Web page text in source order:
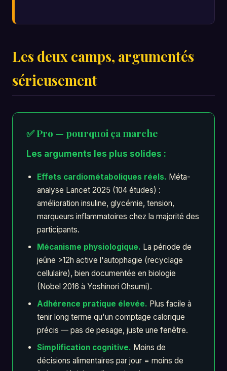
Les deux camps, argumentés
sérieusement
✅ Pro — pourquoi ça marche
Les arguments les plus solides :
Effets cardiométaboliques réels. Méta-
analyse Lancet 2025 (104 études) :
amélioration insuline, glycémie, tension,
marqueurs inflammatoires chez la majorité des
participants.
Mécanisme physiologique. La période de
jeûne >12h active l'autophagie (recyclage
cellulaire), bien documentée en biologie
(Nobel 2016 à Yoshinori Ohsumi).
Adhérence pratique élevée. Plus facile à
tenir long terme qu'un comptage calorique
précis — pas de pesage, juste une fenêtre.
Simplification cognitive. Moins de
décisions alimentaires par jour = moins de